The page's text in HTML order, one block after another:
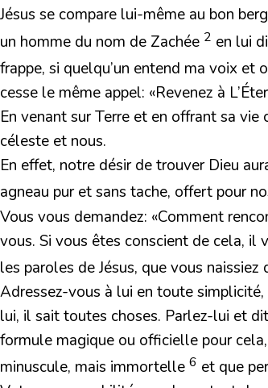
Jésus se compare lui-même au bon
un homme du nom de Zachée 2 en lui
frappe, si quelqu’un entend ma voix et
cesse le même appel: «Revenez à
En venant sur Terre et en offrant sa
céleste et nous.
En effet, notre désir de trouver Dieu
agneau pur et sans tache, offert pour
Vous vous demandez: «Comment
vous. Si vous êtes conscient de cela, il
les paroles de Jésus, que vous naissiez
Adressez-vous à lui en toute
lui, il sait toutes choses. Parlez-lui et
formule magique ou officielle pour
minuscule, mais immortelle 6 et que